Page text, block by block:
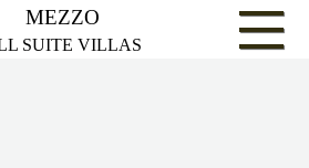
MEZZO
SUITE VILLAS